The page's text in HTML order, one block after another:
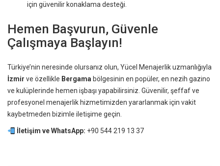
için güvenilir konaklama desteği.
Hemen Başvurun, Güvenle
Çalışmaya Başlayın!
Türkiye’nin neresinde olursanız olun, Yücel Menajerlik uzmanlığıyla
İzmir ve özellikle Bergama bölgesinin en popüler, en nezih gazino
ve kulüplerinde hemen işbaşı yapabilirsiniz. Güvenilir, şeffaf ve
profesyonel menajerlik hizmetimizden yararlanmak için vakit
kaybetmeden bizimle iletişime geçin.
İletişim ve WhatsApp: +90 544 219 13 37